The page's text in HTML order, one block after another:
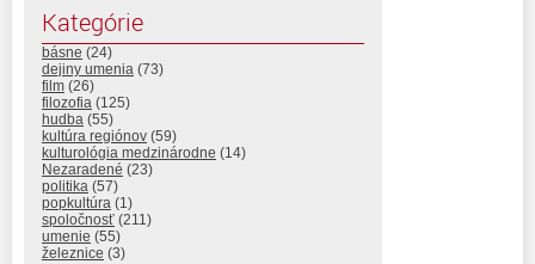
Kategórie
básne (24)
dejiny umenia (73)
film (26)
filozofia (125)
hudba (55)
kultúra regiónov (59)
kulturológia medzinárodne (14)
Nezaradené (23)
politika (57)
popkultúra (1)
spoločnosť (211)
umenie (55)
železnice (3)